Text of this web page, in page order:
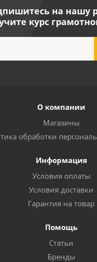
на нашу
курс
О компании
Магазины
обработки
Информация
Условия оплаты
Условия доставки
Гарантия на товар
Помощь
Статьи
Бренды